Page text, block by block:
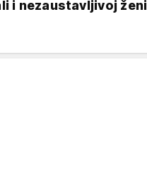
i nezaustavljivoj ženi